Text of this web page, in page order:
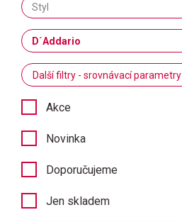
Další filtry - srovnávací parametry
Akce
Novinka
Doporučujeme
Jen skladem